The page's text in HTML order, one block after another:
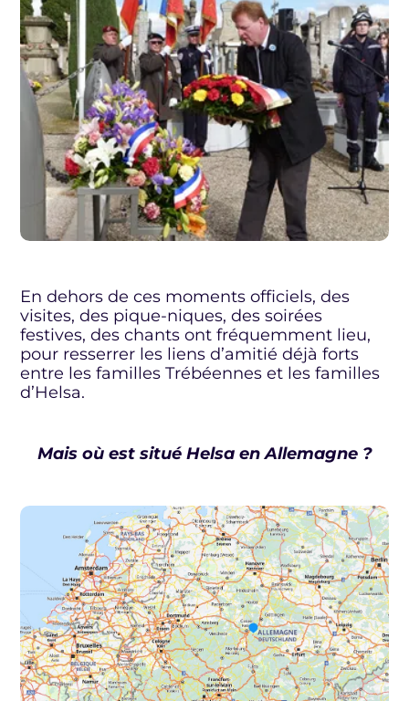
En dehors de ces moments officiels, des
visites, des pique-niques, des soirées
festives, des chants ont fréquemment lieu,
pour resserrer les liens d’amitié déjà forts
entre les familles Trébéennes et les familles
d’Helsa.
Mais où est situé Helsa en Allemagne ?